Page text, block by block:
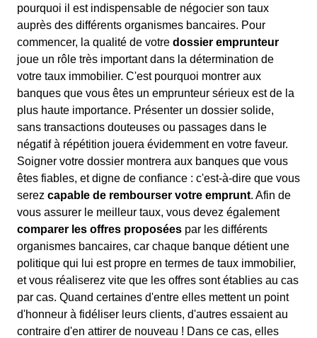
pourquoi il est indispensable de négocier son taux
auprès des différents organismes bancaires. Pour
commencer, la qualité de votre dossier emprunteur
joue un rôle très important dans la détermination de
votre taux immobilier. C'est pourquoi montrer aux
banques que vous êtes un emprunteur sérieux est de la
plus haute importance. Présenter un dossier solide,
sans transactions douteuses ou passages dans le
négatif à répétition jouera évidemment en votre faveur.
Soigner votre dossier montrera aux banques que vous
êtes fiables, et digne de confiance : c'est-à-dire que vous
serez capable de rembourser votre emprunt. Afin de
vous assurer le meilleur taux, vous devez également
comparer les offres proposées par les différents
organismes bancaires, car chaque banque détient une
politique qui lui est propre en termes de taux immobilier,
et vous réaliserez vite que les offres sont établies au cas
par cas. Quand certaines d'entre elles mettent un point
d'honneur à fidéliser leurs clients, d'autres essaient au
contraire d'en attirer de nouveau ! Dans ce cas, elles